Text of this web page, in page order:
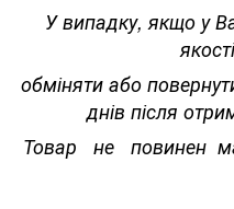
У випадку, якщо у
обміняти або
днів після
Товар не повинен